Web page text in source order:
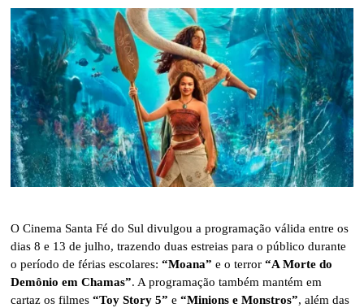
O Cinema Santa Fé do Sul divulgou a programação válida entre os
dias 8 e 13 de julho, trazendo duas estreias para o público durante
o período de férias escolares:“Moana” e o terror“A Morte do
Demônio em Chamas”. A programação também mantém em
cartaz os filmes“Toy Story 5” e“Minions e Monstros”, além das